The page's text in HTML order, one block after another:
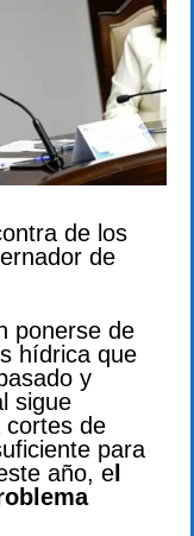
de los
de
ponerse de
hídrica que
y
sigue
cortes de
para
año, e